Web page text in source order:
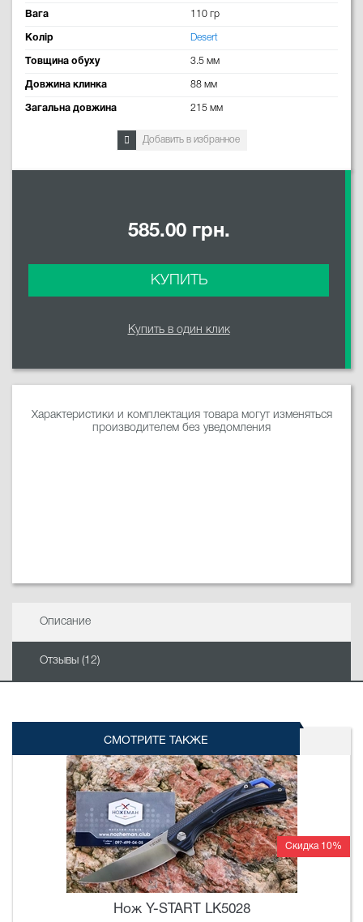
Вага 110 гр
Колір Desert
Товщина обуху 3.5 мм
Довжина клинка 88 мм
Загальна довжина 215 мм
Добавить в избранное
585.00 грн.
КУПИТЬ
Купить в один клик
Характеристики и комплектация товара могут изменяться
производителем без уведомления
Описание
Отзывы (12)
СМОТРИТЕ ТАКЖЕ
Скидка 10%
Нож Y-START LK5028